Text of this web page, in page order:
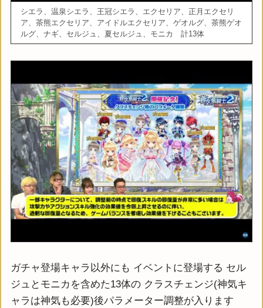
シエラ、温泉シエラ、王冠シエラ、エクセリア、正月エクセリ
ア、茶熊エクセリア、アイドルエクセリア、ゲオルグ、茶熊ゲオ
ルグ、ナギ、セルジュ、夏セルジュ、モニカ 計13体
ガチャ登場キャラ以外にも イベントに登場する セル
ジュとモニカを含めた13体の クラスチェンジ(神気キ
ャラは神気も必要)後パラメーター調整が入ります